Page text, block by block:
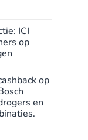
ICI
op
op
en